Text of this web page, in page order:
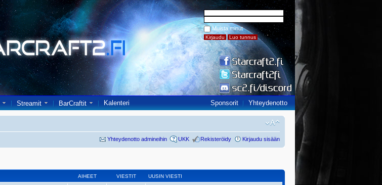
Muista minut
Streamit BarCraftit Kalenteri Sponsorit Yhteydenotto
Yhteydenotto admineihin UKK Rekisteröidy Kirjaudu sisään
AIHEET VIESTIT UUSIN VIESTI